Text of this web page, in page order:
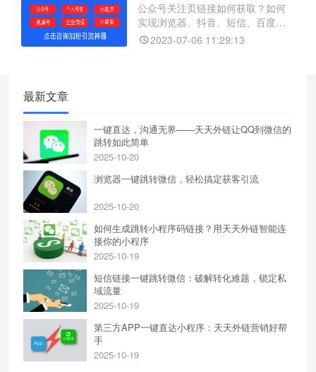
公众号关注页链接如何获取？如何
实现浏览器、抖音、短信、百度、
微博等一键跳转微信公众号？
2023-07-06 11:29:13
最新文章
一键直达，沟通无界——天天外链让QQ到微信的
跳转如此简单
2025-10-20
浏览器一键跳转微信，轻松搞定获客引流
2025-10-20
如何生成跳转小程序码链接？用天天外链智能连
接你的小程序
2025-10-19
短信链接一键跳转微信：破解转化难题，锁定私
域流量
2025-10-19
第三方APP一键直达小程序：天天外链营销好帮
手
2025-10-19